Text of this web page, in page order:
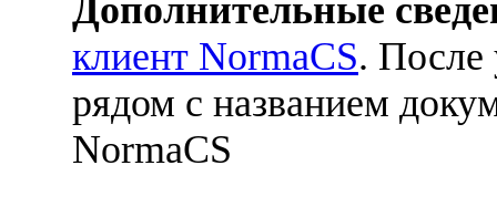
Дополнительные
клиент NormaCS. После
рядом с названием
NormaCS